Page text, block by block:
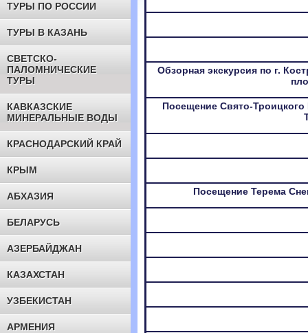
ТУРЫ ПО РОССИИ
ТУРЫ В КАЗАНЬ
СВЕТСКО-
ПАЛОМНИЧЕСКИЕ
ТУРЫ
КАВКАЗСКИЕ
МИНЕРАЛЬНЫЕ ВОДЫ
КРАСНОДАРСКИЙ КРАЙ
КРЫМ
АБХАЗИЯ
БЕЛАРУСЬ
АЗЕРБАЙДЖАН
КАЗАХСТАН
УЗБЕКИСТАН
АРМЕНИЯ
Обзорная экскурсия по г.
Посещение Свято-
Посещение Терема